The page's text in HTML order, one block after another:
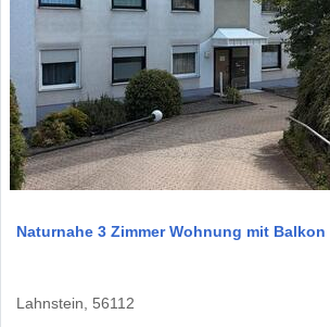
Naturnahe 3 Zimmer Wohnung mit
Lahnstein, 56112